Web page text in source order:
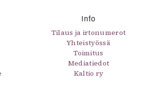
Info
Tilaus ja irtonumerot
Yhteistyössä
Toimitus
Mediatiedot
Kaltio ry